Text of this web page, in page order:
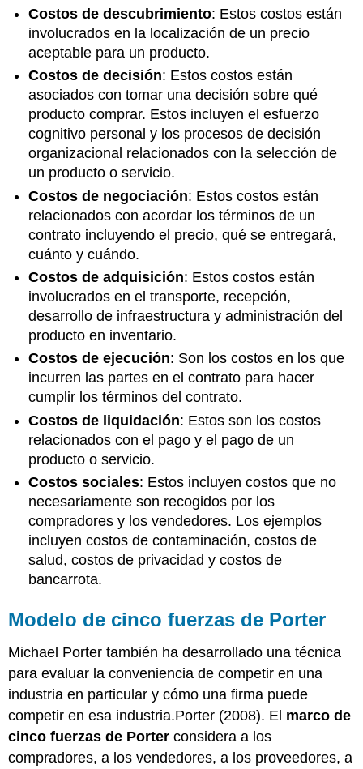
Costos de descubrimiento: Estos costos están
involucrados en la localización de un precio
aceptable para un producto.
Costos de decisión: Estos costos están
asociados con tomar una decisión sobre qué
producto comprar. Estos incluyen el esfuerzo
cognitivo personal y los procesos de decisión
organizacional relacionados con la selección de
un producto o servicio.
Costos de negociación: Estos costos están
relacionados con acordar los términos de un
contrato incluyendo el precio, qué se entregará,
cuánto y cuándo.
Costos de adquisición: Estos costos están
involucrados en el transporte, recepción,
desarrollo de infraestructura y administración del
producto en inventario.
Costos de ejecución: Son los costos en los que
incurren las partes en el contrato para hacer
cumplir los términos del contrato.
Costos de liquidación: Estos son los costos
relacionados con el pago y el pago de un
producto o servicio.
Costos sociales: Estos incluyen costos que no
necesariamente son recogidos por los
compradores y los vendedores. Los ejemplos
incluyen costos de contaminación, costos de
salud, costos de privacidad y costos de
bancarrota.
Modelo de cinco fuerzas de Porter
Michael Porter también ha desarrollado una técnica
para evaluar la conveniencia de competir en una
industria en particular y cómo una firma puede
competir en esa industria.Porter (2008). El marco de
cinco fuerzas de Porter considera a los
compradores, a los vendedores, a los proveedores, a